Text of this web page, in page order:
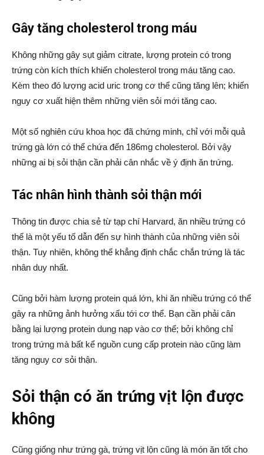
Gây tăng cholesterol trong máu
Không những gây sụt giảm citrate, lượng protein có trong
trứng còn kích thích khiến cholesterol trong máu tăng cao.
Kèm theo đó lượng acid uric trong cơ thể cũng tăng lên; khiến
nguy cơ xuất hiện thêm những viên sỏi mới tăng cao.
Một số nghiên cứu khoa học đã chứng minh, chỉ với mỗi quả
trứng gà lớn có thể chứa đến 186mg cholesterol. Bởi vậy
những ai bị sỏi thận cần phải cân nhắc về ý định ăn trứng.
Tác nhân hình thành sỏi thận mới
Thông tin được chia sẻ từ tạp chí Harvard, ăn nhiều trứng có
thể là một yếu tố dẫn đến sự hình thành của những viên sỏi
thận. Tuy nhiên, không thể khẳng định chắc chắn trứng là tác
nhân duy nhất.
Cũng bởi hàm lượng protein quá lớn, khi ăn nhiều trứng có thể
gây ra những ảnh hưởng xấu tới cơ thể. Bạn cần phải cân
bằng lại lượng protein dung nạp vào cơ thể; bởi không chỉ
trong trứng mà bất kể nguồn cung cấp protein nào cũng làm
tăng nguy cơ sỏi thận.
Sỏi thận có ăn trứng vịt lộn được
không
Cũng giống như trứng gà, trứng vịt lộn cũng là món ăn tốt cho